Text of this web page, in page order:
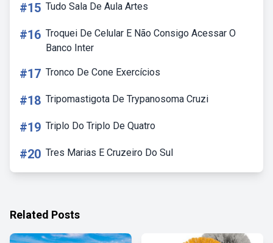
#15 Tudo Sala De Aula Artes
#16 Troquei De Celular E Não Consigo Acessar O
Banco Inter
#17 Tronco De Cone Exercícios
#18 Tripomastigota De Trypanosoma Cruzi
#19 Triplo Do Triplo De Quatro
#20 Tres Marias E Cruzeiro Do Sul
Related Posts